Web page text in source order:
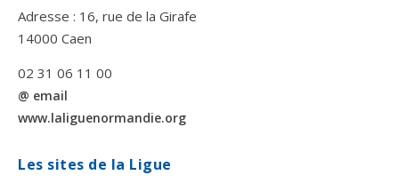
Adresse : 16, rue de la Girafe
14000 Caen
02 31 06 11 00
@ email
www.laliguenormandie.org
Les sites de la Ligue